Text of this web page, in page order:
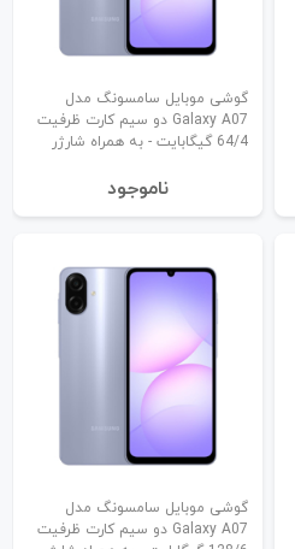
گوشی موبایل سامسونگ مدل
Galaxy A07 دو سیم کارت ظرفیت
64/4 گیگابایت - به همراه شارژر
نا‌موجود
گوشی موبایل سامسونگ مدل
Galaxy A07 دو سیم کارت ظرفیت